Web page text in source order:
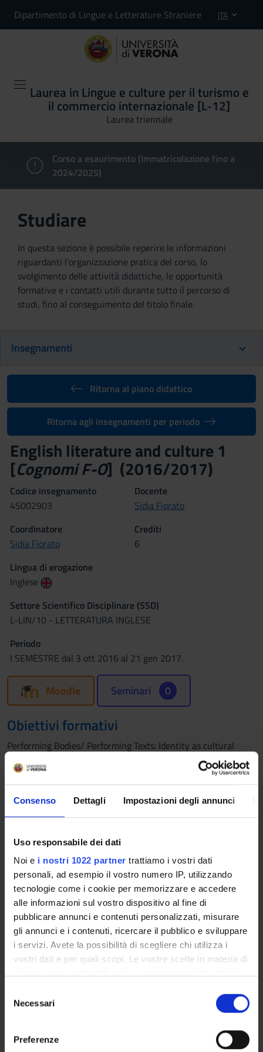
Consenso Dettagli Impostazioni degli annunci
Uso responsabile dei dati
Noi e i nostri 1022 partner trattiamo i vostri dati
personali, ad esempio il vostro numero IP, utilizzando
tecnologie come i cookie per memorizzare e accedere
alle informazioni sul vostro dispositivo al fine di
pubblicare annunci e contenuti personalizzati, misurare
gli annunci e i contenuti, ricercare il pubblico e sviluppare
i servizi. Avete la possibilità di scegliere chi utilizza i
vostri dati e per quali scopi. Le vostre scelte in materia di
modificare o revocare il proprio consenso in qualsiasi
momento dalla Dichiarazione sui cookie o facendo clic
Necessari
Preferenze
Dipartimento di Lingue e Letterature Straniere ITA
Laurea in Lingue e culture per il turismo e
il commercio internazionale [L-12]
Laurea triennale
Corso a esaurimento (Immatricolazione fino a
2024/2025)
Studiare
In questa sezione è possibile reperire le informazioni
riguardanti l'organizzazione pratica del corso, lo
svolgimento delle attività didattiche, le opportunità
formative e i contatti utili durante tutto il percorso di
studi, fino al conseguimento del titolo finale.
Insegnamenti
Ritorna al piano didattico
Ritorna agli insegnamenti per periodo
English literature and culture 1
[Cognomi F-O] (2016/2017)
Codice insegnamento
4S002903
Docente
Sidia Fiorato
Coordinatore
Sidia Fiorato
Crediti
6
Lingua di erogazione
Inglese
Settore Scientifico Disciplinare (SSD)
L-LIN/10 - LETTERATURA INGLESE
Periodo
I SEMESTRE dal 3 ott 2016 al 21 gen 2017.
Moodle Seminari 0
Obiettivi formativi
Performing Bodies/ Performing Texts: Identity as cultural
performance
Il corso si propone di analizzare il concetto di performance sia
all'interno dei testi letterari in programma che nel contesto
dei loro adattamenti multimodali. Gli adattamenti analizzati (o
Programma
Testi primari (da leggere nella versione originale, NON
abridged, in qualsiasi edizione)
Lewis Carroll, Alice’s Adventures in Wonderland
Angela Carter, The Bloody Chamber ("The Bloody Chamber",
"The Courtship of Mr Lyon", "The Tiger's Bride", "The Lady of
the House of Love")
Suzanne Collins, The Hunger Games (vol 1)
- D. Carpi, "Angela Carter: On the Ruins of Tradition? No Tales
for Children", Ch 2 della monografia Fairy Tales in the